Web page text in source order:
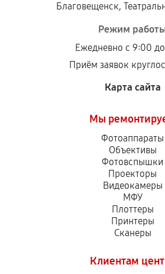
Благовещенск,
Режим
Ежедневно с 9:00
Приём заявок
Карта сайта
Мы
Фотоаппараты
Объективы
Фотовспышки
Проекторы
Видеокамеры
МФУ
Плоттеры
Принтеры
Сканеры
Клиентам